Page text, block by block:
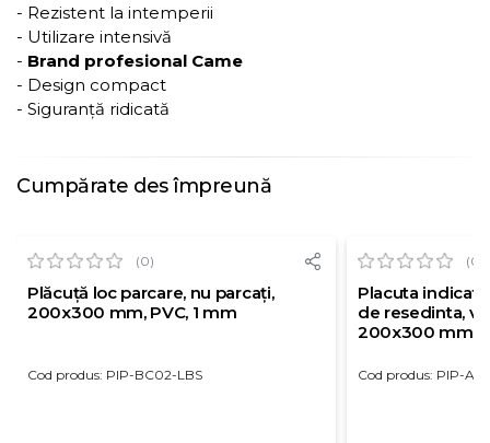
- Rezistent la intemperii
- Utilizare intensivă
- Brand profesional Came
- Design compact
- Siguranță ridicată
Cumpărate des împreună
(0)
Plăcuță loc parcare, nu parcați,
200x300 mm, PVC, 1 mm
Cod produs: PIP-BC02-LBS
(0)
Placuta
de resedinta,
200x300 mm,
Cod produs: PIP-